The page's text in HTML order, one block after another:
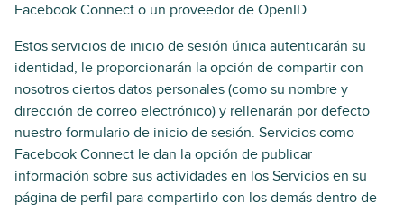
Facebook Connect o un proveedor de OpenID.
Estos servicios de inicio de sesión única autenticarán su
identidad, le proporcionarán la opción de compartir con
nosotros ciertos datos personales (como su nombre y
dirección de correo electrónico) y rellenarán por defecto
nuestro formulario de inicio de sesión. Servicios como
Facebook Connect le dan la opción de publicar
información sobre sus actividades en los Servicios en su
página de perfil para compartirlo con los demás dentro de